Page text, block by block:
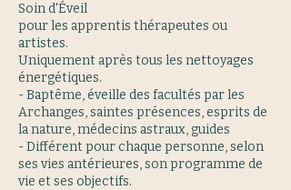
Soin d'Éveil
pour les apprentis thérapeutes ou
artistes.
Uniquement après tous les nettoyages
énergétiques.
- Baptême, éveille des facultés par les
Archanges, saintes présences, esprits de
la nature, médecins astraux, guides
- Différent pour chaque personne, selon
ses vies antérieures, son programme de
vie et ses objectifs.